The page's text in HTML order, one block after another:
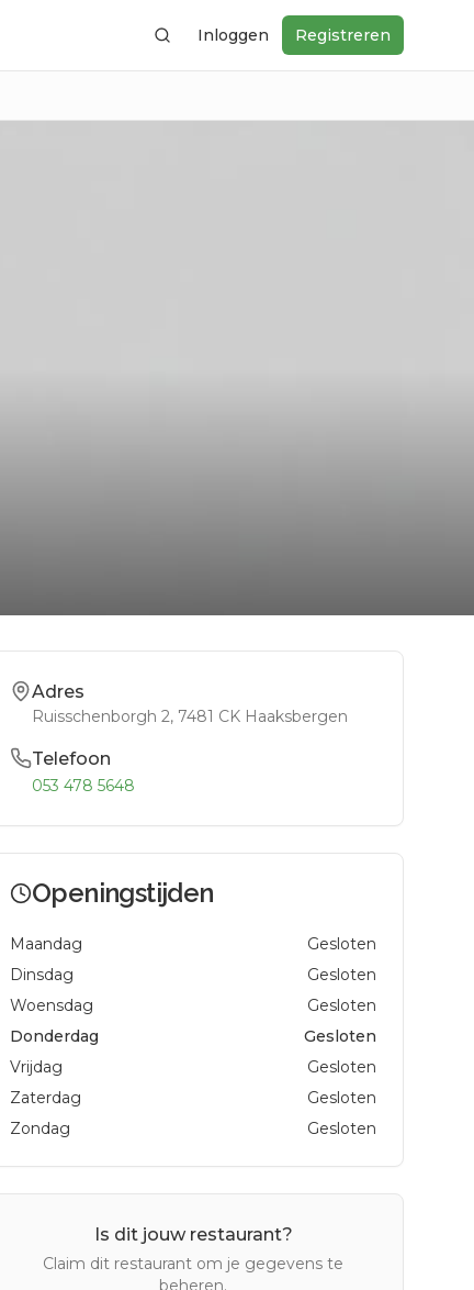
ZoekenInloggen Registreren
Adres
Ruisschenborgh 2, 7481 CK Haaksbergen
Telefoon
053 478 5648
Openingstijden
Maandag
Gesloten
Dinsdag
Gesloten
Woensdag
Gesloten
Donderdag
Gesloten
Vrijdag
Gesloten
Zaterdag
Gesloten
Zondag
Gesloten
Is dit jouw restaurant?
Claim dit restaurant om je gegevens te
beheren.